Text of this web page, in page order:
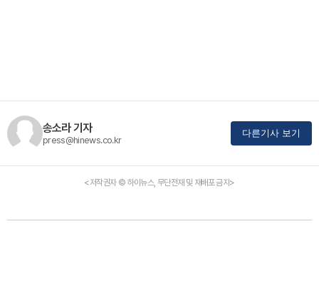
송소라 기자
press@hinews.co.kr
다른기사 보기
<저작권자 © 하이뉴스, 무단전재 및 재배포 금지>